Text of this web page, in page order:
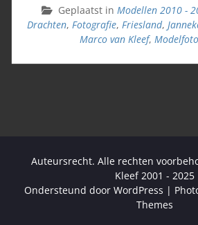
Geplaatst inModellen 2010 -
Drachten, Fotografie, Friesland,
Marco van Kleef,
Auteursrecht. Alle rechten
Kleef 2001 - 2025
Ondersteund door WordPress |
Themes